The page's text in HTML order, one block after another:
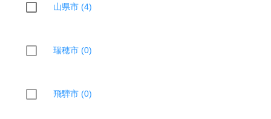
山県市 (4)
瑞穂市 (0)
飛騨市 (0)